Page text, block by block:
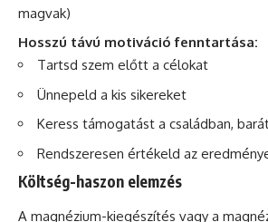
magvak)
Hosszú távú motiváció fenntartása:
Tartsd szem előtt a célokat
Ünnepeld a kis sikereket
Keress támogatást a családban,
Rendszeresen értékeld az
Költség-haszon elemzés
A magnézium-kiegészítés vagy a